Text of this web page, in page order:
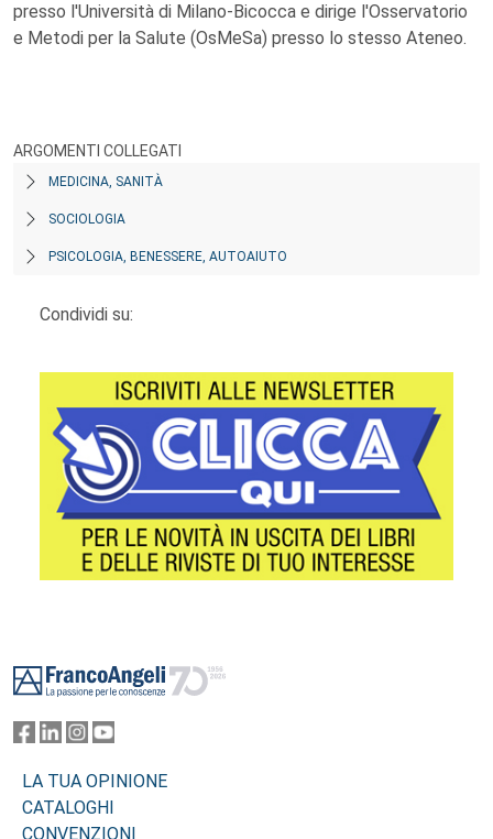
presso l'Università di Milano-Bicocca e dirige l'Osservatorio
e Metodi per la Salute (OsMeSa) presso lo stesso Ateneo.
ARGOMENTI COLLEGATI
MEDICINA, SANITÀ
SOCIOLOGIA
PSICOLOGIA, BENESSERE, AUTOAIUTO
Condividi su:
LA TUA OPINIONE
CATALOGHI
CONVENZIONI